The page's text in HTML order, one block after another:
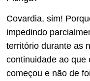
Covardia, sim!
impedindo
território durante as
continuidade ao que
começou e não de